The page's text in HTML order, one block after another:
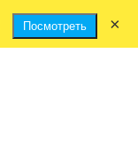
Посмотреть ×